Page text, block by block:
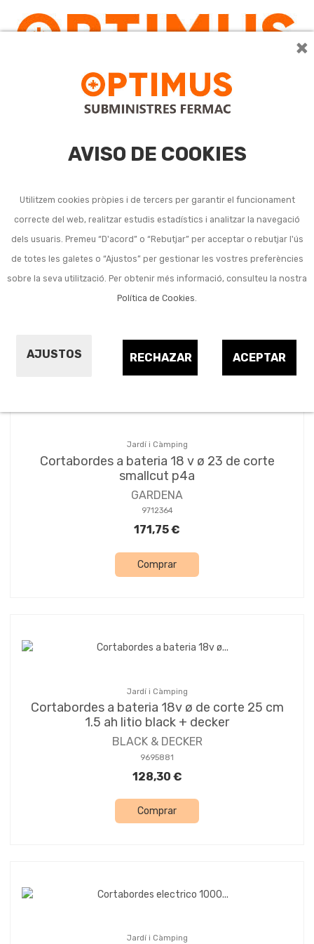
×
AVISO DE COOKIES
Utilitzem cookies pròpies i de tercers per garantir el funcionament
correcte del web, realitzar estudis estadístics i analitzar la navegació
dels usuaris. Premeu “D'acord” o “Rebutjar” per acceptar o rebutjar l'ús
de totes les galetes o “Ajustos” per gestionar les vostres preferències
sobre la seva utilització. Per obtenir més informació, consulteu la nostra
Política de Cookies.
AJUSTOS ACEPTAR
RECHAZAR
Retallavores elèctrics i
gasolina
Jardí i Càmping
Cortabordes a bateria 18 v ø 23 de corte
smallcut p4a
GARDENA
9712364
171,75 €
Comprar
Jardí i Càmping
Cortabordes a bateria 18v ø de corte 25 cm
1.5 ah litio black + decker
BLACK & DECKER
9695881
128,30 €
Comprar
Jardí i Càmping